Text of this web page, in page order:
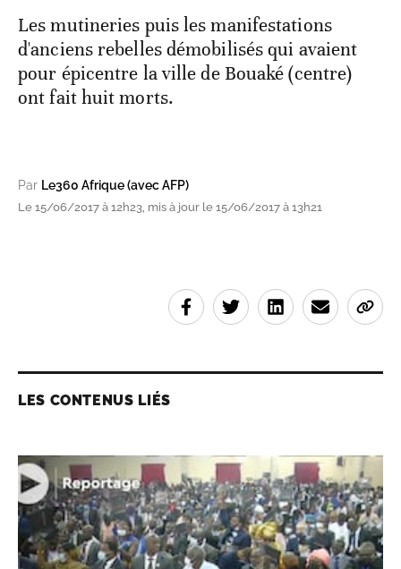
Les mutineries puis les manifestations
d'anciens rebelles démobilisés qui avaient
pour épicentre la ville de Bouaké (centre)
ont fait huit morts.
Par Le360 Afrique (avec AFP)
Le 15/06/2017 à 12h23, mis à jour le 15/06/2017 à 13h21
LES CONTENUS LIÉS